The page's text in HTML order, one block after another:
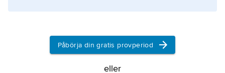
Påbörja din gratis provperiod
eller